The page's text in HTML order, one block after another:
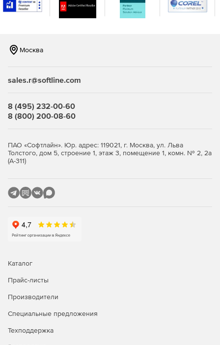
Москва
sales.r@softline.com
8 (495) 232-00-60
8 (800) 200-08-60
ПАО «Софтлайн». Юр. адрес: 119021, г. Москва, ул. Льва
Толстого, дом 5, строение 1, этаж 3, помещение 1, комн. № 2, 2а
(А-311)
Каталог
Прайс-листы
Производители
Специальные предложения
Техподдержка